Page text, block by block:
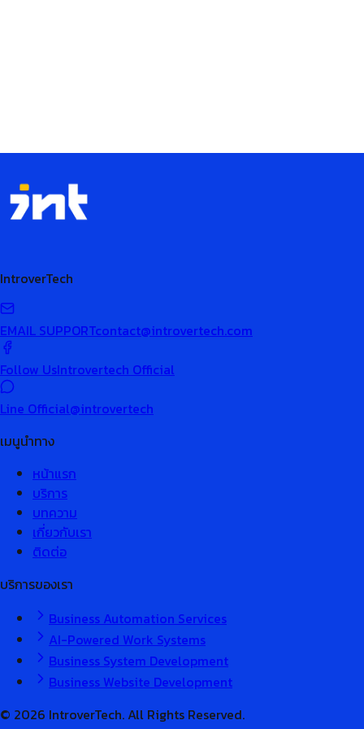
IntroverTech
EMAIL SUPPORTcontact@introvertech.com
Follow UsIntrovertech Official
Line Official@introvertech
เมนูนำทาง
หน้าแรก
บริการ
บทความ
เกี่ยวกับเรา
ติดต่อ
บริการของเรา
Business Automation Services
AI-Powered Work Systems
Business System Development
Business Website Development
© 2026 IntroverTech. All Rights Reserved.